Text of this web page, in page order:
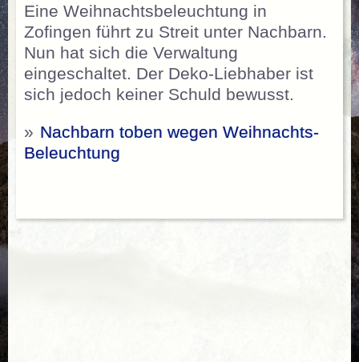
Eine Weihnachtsbeleuchtung in
Zofingen führt zu Streit unter Nachbarn.
Nun hat sich die Verwaltung
eingeschaltet. Der Deko-Liebhaber ist
sich jedoch keiner Schuld bewusst.
» Nachbarn toben wegen Weihnachts-
Beleuchtung